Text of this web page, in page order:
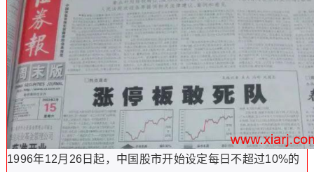
1996年12月26日起，中国股市开始设定每日不超过10%的